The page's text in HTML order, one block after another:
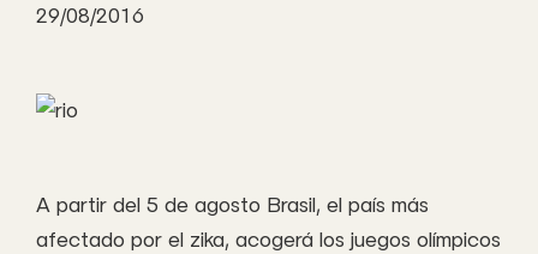
29/08/2016
A partir del 5 de agosto Brasil, el país más
afectado por el zika, acogerá los juegos olímpicos